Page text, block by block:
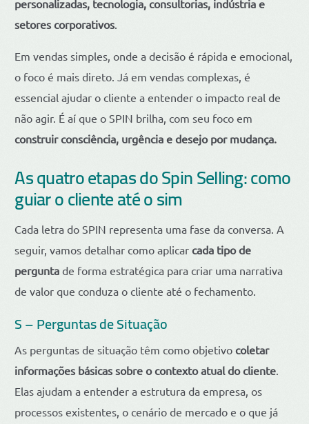
personalizadas, tecnologia, consultorias, indústria e
setores corporativos
Em vendas simples, onde a decisão é rápida e emocional,
o foco é mais direto. Já em vendas complexas, é
essencial ajudar o cliente a entender o impacto real de
não agir. É aí que o SPIN brilha, com seu foco em
construir consciência, urgência e desejo por mudança.
As quatro etapas do Spin Selling: como
guiar o cliente até o sim
Cada letra do SPIN representa uma fase da conversa. A
seguir, vamos detalhar como aplicarcada tipo de
pergunta de forma estratégica para criar uma narrativa
de valor que conduza o cliente até o fechamento.
S – Perguntas de Situação
As perguntas de situação têm como objetivocoletar
informações básicas sobre o contexto atual do cliente
Elas ajudam a entender a estrutura da empresa, os
processos existentes, o cenário de mercado e o que já